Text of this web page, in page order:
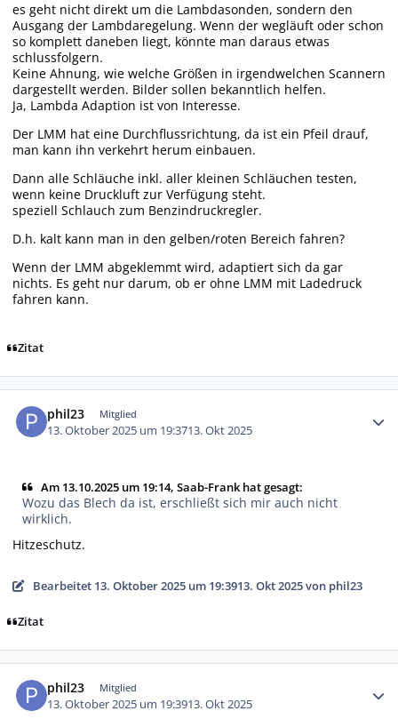
es geht nicht direkt um die Lambdasonden, sondern den
Ausgang der Lambdaregelung. Wenn der wegläuft oder schon
so komplett daneben liegt, könnte man daraus etwas
schlussfolgern.
Keine Ahnung, wie welche Größen in irgendwelchen Scannern
dargestellt werden. Bilder sollen bekanntlich helfen.
Ja, Lambda Adaption ist von Interesse.
Der LMM hat eine Durchflussrichtung, da ist ein Pfeil drauf,
man kann ihn verkehrt herum einbauen.
Dann alle Schläuche inkl. aller kleinen Schläuchen testen,
wenn keine Druckluft zur Verfügung steht.
speziell Schlauch zum Benzindruckregler.
D.h. kalt kann man in den gelben/roten Bereich fahren?
Wenn der LMM abgeklemmt wird, adaptiert sich da gar
nichts. Es geht nur darum, ob er ohne LMM mit Ladedruck
fahren kann.
Zitat
phil23 Mitglied
13. Oktober 2025 um 19:3713. Okt 2025
Am 13.10.2025 um 19:14, Saab-Frank hat gesagt:
Wozu das Blech da ist, erschließt sich mir auch nicht
wirklich.
Hitzeschutz.
Bearbeitet 13. Oktober 2025 um 19:3913. Okt 2025von phil23
Zitat
phil23 Mitglied
13. Oktober 2025 um 19:3913. Okt 2025